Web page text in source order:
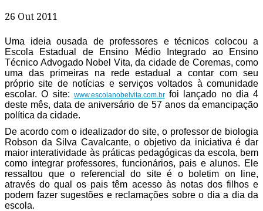
26 Out 2011
Uma ideia ousada de professores e técnicos colocou a
Escola Estadual de Ensino Médio Integrado ao Ensino
Técnico Advogado Nobel Vita, da cidade de Coremas, como
uma das primeiras na rede estadual a contar com seu
próprio site de notícias e serviços voltados à comunidade
escolar. O site: www.escolanobelvita.com.brfoi lançado no dia 4
deste mês, data de aniversário de 57 anos da emancipação
política da cidade.
De acordo com o idealizador do site, o professor de biologia
Robson da Silva Cavalcante, o objetivo da iniciativa é dar
maior interatividade às práticas pedagógicas da escola, bem
como integrar professores, funcionários, pais e alunos. Ele
ressaltou que o referencial do site é o boletim on line,
através do qual os pais têm acesso às notas dos filhos e
podem fazer sugestões e reclamações sobre o dia a dia da
escola.